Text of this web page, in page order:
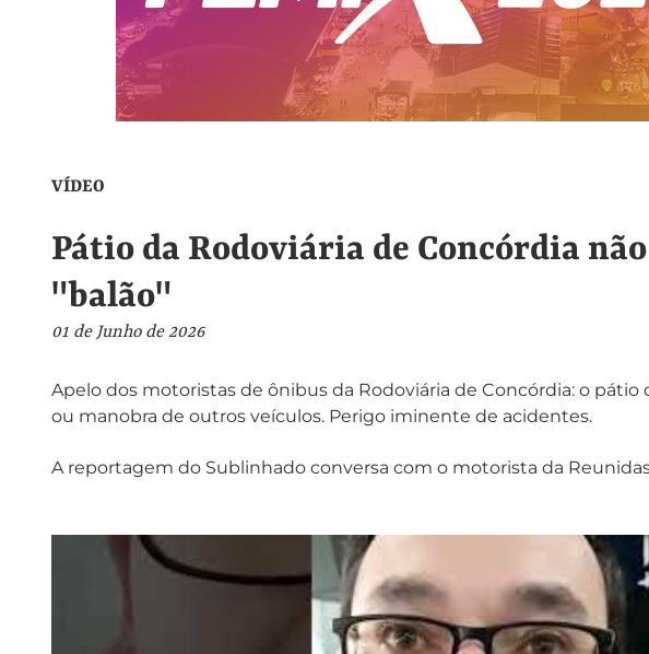
VÍDEO
Pátio da Rodoviária de Concórdia
"balão"
01 de Junho de 2026
Apelo dos motoristas de ônibus da Rodoviária de Concórdia: o pátio
ou manobra de outros veículos. Perigo iminente de acidentes.
A reportagem do Sublinhado conversa com o motorista da